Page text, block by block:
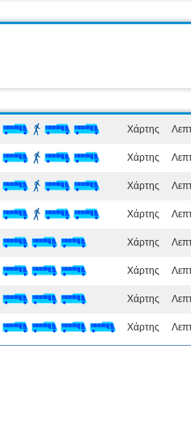
Χάρτης
Χάρτης
Χάρτης
Χάρτης
Χάρτης
Χάρτης
Χάρτης
Χάρτης